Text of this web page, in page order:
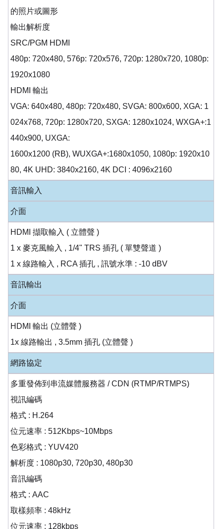
的照片或圖形
輸出解析度
SRC/PGM HDMI
480p: 720x480, 576p: 720x576, 720p: 1280x720, 1080p:
1920x1080
HDMI 輸出
VGA: 640x480, 480p: 720x480, SVGA: 800x600, XGA: 1
024x768, 720p: 1280x720, SXGA: 1280x1024, WXGA+:1
440x900, UXGA:
1600x1200 (RB), WUXGA+:1680x1050, 1080p: 1920x10
80, 4K UHD: 3840x2160, 4K DCI : 4096x2160
音訊輸入
介面
HDMI 擷取輸入 ( 立體聲 )
1 x 麥克風輸入 , 1/4" TRS 插孔 ( 單雙聲道 )
1 x 線路輸入 , RCA 插孔 , 訊號水準 : -10 dBV
音訊輸出
介面
HDMI 輸出 (立體聲 )
1x 線路輸出 , 3.5mm 插孔 (立體聲 )
網路協定
多重發佈到串流媒體服務器 / CDN (RTMP/RTMPS)
視訊編碼
格式 : H.264
位元速率 : 512Kbps~10Mbps
色彩格式 : YUV420
解析度 : 1080p30, 720p30, 480p30
音訊編碼
格式 : AAC
取樣頻率 : 48kHz
位元速率 : 128kbps